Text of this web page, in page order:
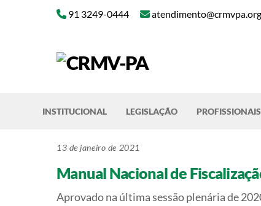
91 3249-0444
INSTITUCIONAL LEGISLAÇÃO PROFISSIONAIS
13 de janeiro de 2021
Manual Nacional de
Aprovado na última sessão plenária de